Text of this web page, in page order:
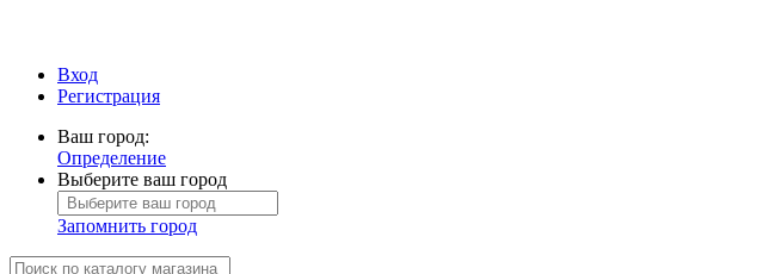
Вход
Регистрация
Ваш город:
Определение
Выберите ваш город
Запомнить город